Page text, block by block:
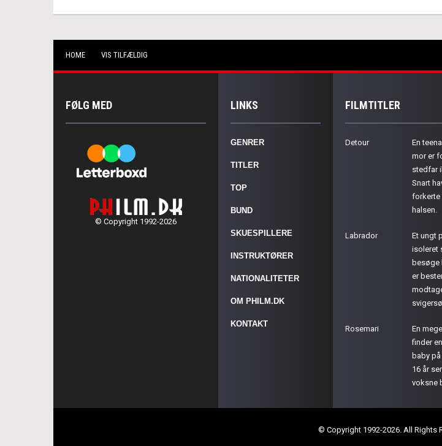
HOME VIS TILFÆLDIG
FØLG MED
© Copyright 1992-2026
LINKS
GENRER
TITLER
TOP
BUND
SKUESPILLERE
INSTRUKTØRER
NATIONALITETER
OM PHILM.DK
KONTAKT
FILMTITLER
Detour
En
mor er
stedfar
Snart
forkerte
halsen.
Labrador
Et ungt
isoleret
besøge
er
Rosemari
En
finder
baby
16 år
voksne
© Copyright 1992-2026. All Rights